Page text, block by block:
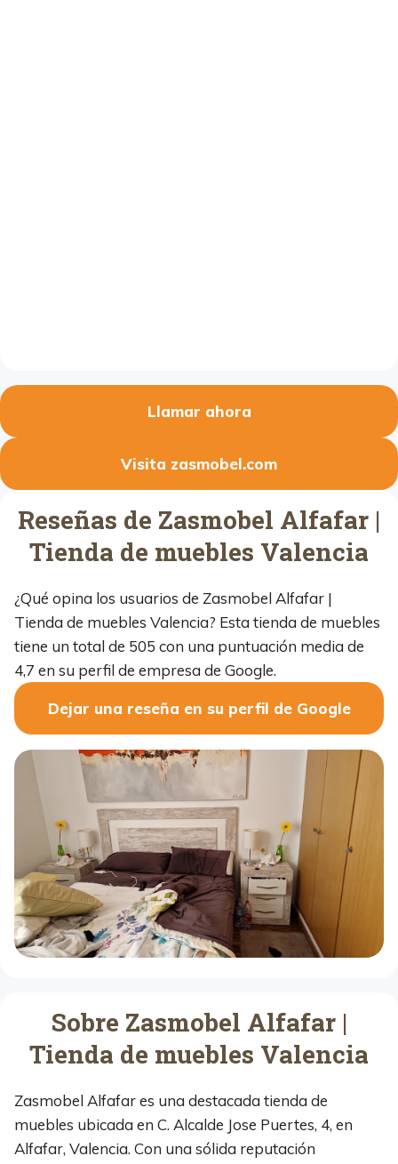
Llamar ahora
Visita zasmobel.com
Reseñas de Zasmobel Alfafar |
Tienda de muebles Valencia
¿Qué opina los usuarios de Zasmobel Alfafar |
Tienda de muebles Valencia? Esta tienda de muebles
tiene un total de 505 con una puntuación media de
4,7 en su perfil de empresa de Google.
Dejar una reseña en su perfil de Google
Sobre Zasmobel Alfafar |
Tienda de muebles Valencia
Zasmobel Alfafar es una destacada tienda de
muebles ubicada en C. Alcalde Jose Puertes, 4, en
Alfafar, Valencia. Con una sólida reputación